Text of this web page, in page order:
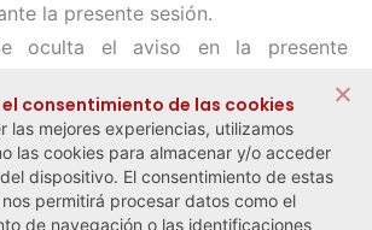
la presente sesión.
oculta el aviso en la presente
configuración. Podrá obtener más
sobre qué son las cookies,
de cookies de www.ciriec.es
la configuración de su navegador.
consentimiento de las cookies
las mejores experiencias, utilizamos
las cookies para almacenar y/o acceder
dispositivo. El consentimiento de estas
permitirá procesar datos como el
de navegación o las identificaciones